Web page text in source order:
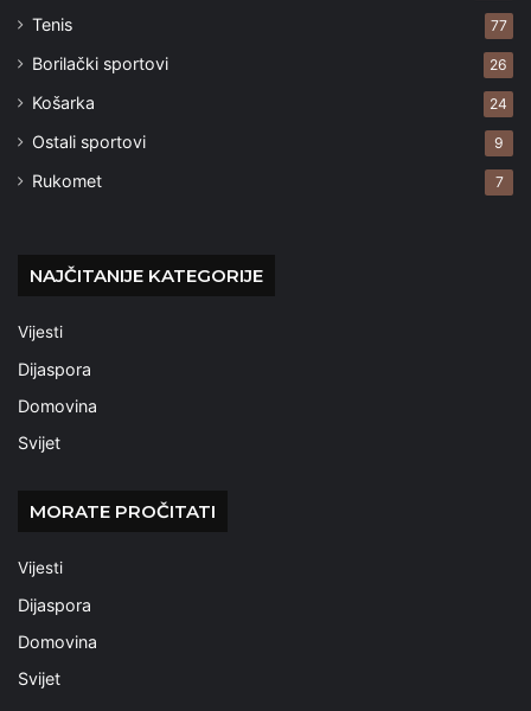
Tenis 77
Borilački sportovi 26
Košarka 24
Ostali sportovi 9
Rukomet 7
NAJČITANIJE KATEGORIJE
Vijesti
Dijaspora
Domovina
Svijet
MORATE PROČITATI
Vijesti
Dijaspora
Domovina
Svijet